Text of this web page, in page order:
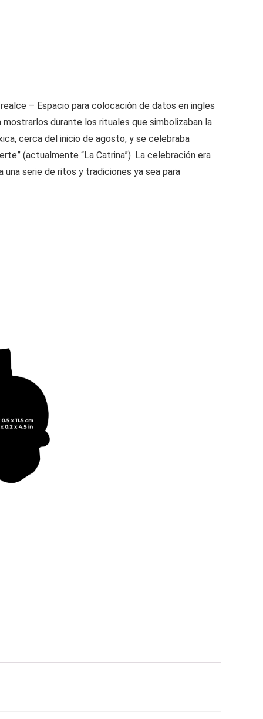
– Espacio para colocación de datos en ingles
durante los rituales que simbolizaban la
cerca del inicio de agosto, y se celebraba
(actualmente “La Catrina”). La celebración era
serie de ritos y tradiciones ya sea para